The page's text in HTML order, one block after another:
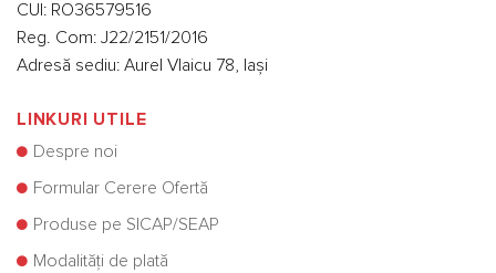
CUI: RO36579516
Reg. Com: J22/2151/2016
Adresă sediu: Aurel Vlaicu 78, Iași
LINKURI UTILE
Despre noi
Formular Cerere Ofertă
Produse pe SICAP/SEAP
Modalități de plată